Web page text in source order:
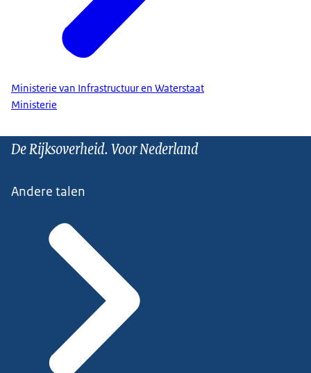
Ministerie van Infrastructuur en Waterstaat
Ministerie
De Rijksoverheid. Voor Nederland
Andere talen